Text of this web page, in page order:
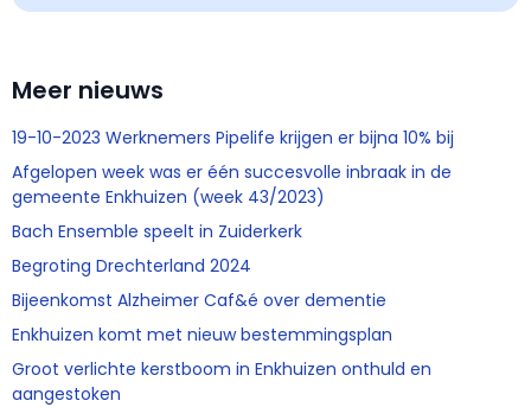
Meer nieuws
19-10-2023 Werknemers Pipelife krijgen er bijna 10% bij
Afgelopen week was er één succesvolle inbraak in de
gemeente Enkhuizen (week 43/2023)
Bach Ensemble speelt in Zuiderkerk
Begroting Drechterland 2024
Bijeenkomst Alzheimer Caf&é over dementie
Enkhuizen komt met nieuw bestemmingsplan
Groot verlichte kerstboom in Enkhuizen onthuld en
aangestoken